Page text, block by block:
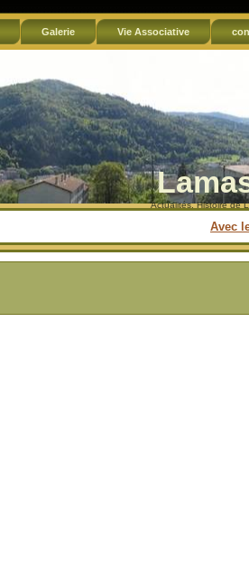
Galerie Vie Associative
Actualités, Histoire de
Avec